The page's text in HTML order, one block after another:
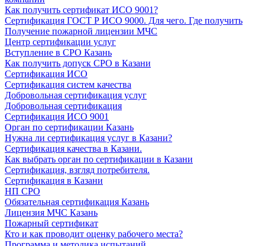
Как получить сертификат ИСО 9001?
Сертификация ГОСТ Р ИСО 9000. Для чего. Где получить
Получение пожарной лицензии МЧС
Центр сертификации услуг
Вступление в СРО Казань
Как получить допуск СРО в Казани
Сертификация ИСО
Сертификация систем качества
Добровольная сертификация услуг
Добровольная сертификация
Сертификация ИСО 9001
Орган по сертификации Казань
Нужна ли сертификация услуг в Казани?
Сертификация качества в Казани.
Как выбрать орган по сертификации в Казани
Сертификация, взгляд потребителя.
Сертификация в Казани
НП СРО
Обязательная сертификация Казань
Лицензия МЧС Казань
Пожарный сертификат
Кто и как проводит оценку рабочего места?